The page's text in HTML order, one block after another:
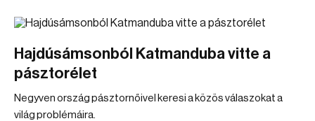
Hajdúsámsonból Katmanduba vitte a
pásztorélet
Negyven ország pásztornőivel keresi a közös válaszokat a
világ problémáira.